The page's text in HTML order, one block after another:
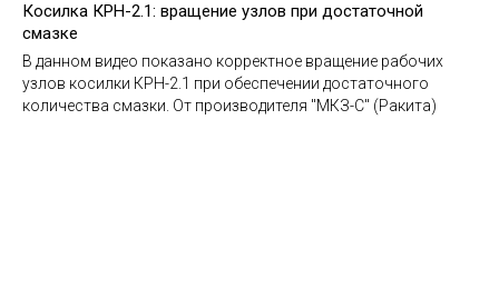
Косилка КРН-2.1: вращение узлов при достаточной
смазке
В данном видео показано корректное вращение рабочих
узлов косилки КРН-2.1 при обеспечении достаточного
количества смазки. От производителя "МКЗ-С" (Ракита)